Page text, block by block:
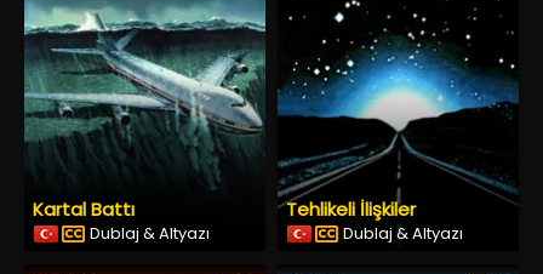
Kartal Battı
Dublaj & Altyazı
Tehlikeli İlişkiler
Dublaj & Altyazı